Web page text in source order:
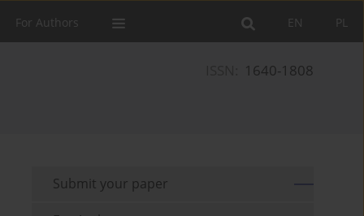
PL
EN
For Authors
1640-1808
Submit your paper